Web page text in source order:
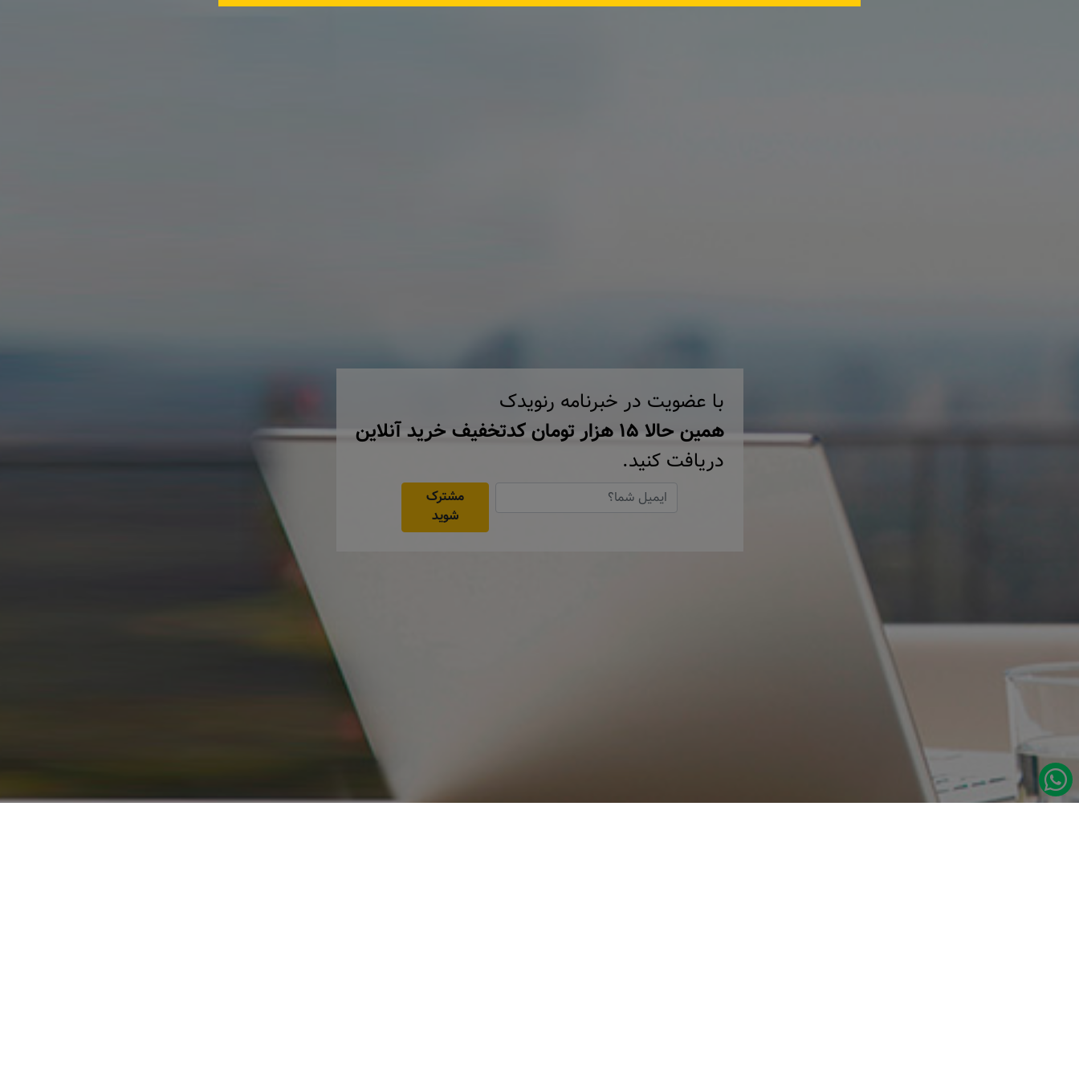
با عضویت در خبرنامه رنویدک
همین حالا ۱۵ هزار تومان کد‌تخفیف خرید آنلاین
دریافت کنید.
مشترک
شوید